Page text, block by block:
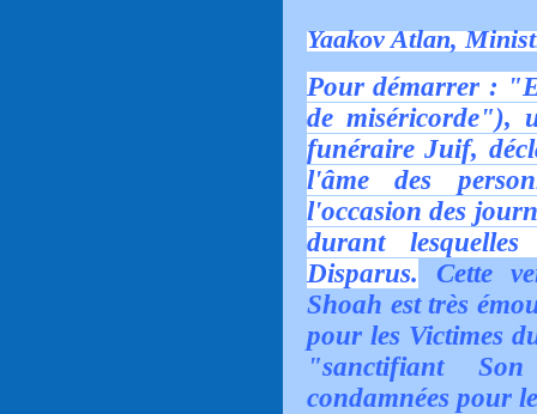
Yaakov Atlan,
Pour démarrer :
de miséricorde"),
funéraire Juif,
l'âme des
l'occasion des
durant
Disparus. Cette
Shoah est très
pour les Victimes
"sanctifiant
condamnées pour